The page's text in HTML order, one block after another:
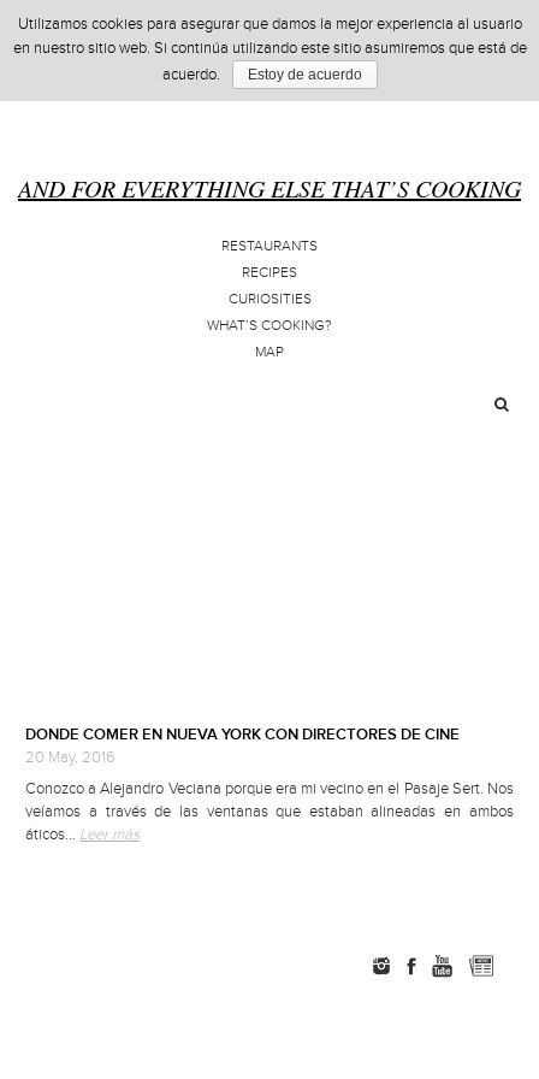
AND FOR EVERYTHING ELSE THAT’S COOKING
RESTAURANTS
RECIPES
CURIOSITIES
WHAT’S COOKING?
MAP
DONDE COMER EN NUEVA YORK CON DIRECTORES DE CINE
20 May, 2016
Conozco a Alejandro Veciana porque era mi vecino en el Pasaje Sert. Nos
veíamos a través de las ventanas que estaban alineadas en ambos
áticos… Leer más
Utilizamos cookies para asegurar que damos la mejor experiencia al usuario
en nuestro sitio web. Si continúa utilizando este sitio asumiremos que está de
acuerdo.
Estoy de acuerdo